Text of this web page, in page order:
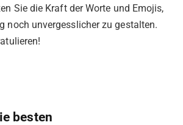
Sie die Kraft der Worte und Emojis,
noch unvergesslicher zu gestalten.
besten